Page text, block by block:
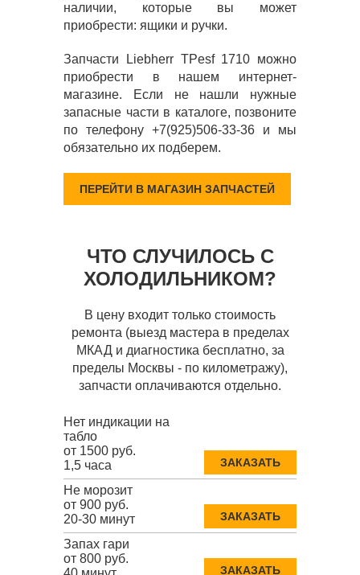
наличии, которые вы может
приобрести: ящики и ручки.
Запчасти Liebherr TPesf 1710 можно
приобрести в нашем интернет-
магазине. Если не нашли нужные
запасные части в каталоге, позвоните
по телефону +7(925)506-33-36 и мы
обязательно их подберем.
ПЕРЕЙТИ В МАГАЗИН ЗАПЧАСТЕЙ
ЧТО СЛУЧИЛОСЬ С
ХОЛОДИЛЬНИКОМ?
В цену входит только стоимость
ремонта (выезд мастера в пределах
МКАД и диагностика бесплатно, за
пределы Москвы - по километражу),
запчасти оплачиваются отдельно.
Нет индикации на
табло
от 1500 руб.
1,5 часа
ЗАКАЗАТЬ
Не морозит
от 900 руб.
20-30 минут
ЗАКАЗАТЬ
Запах гари
от 800 руб.
ЗАКАЗАТЬ